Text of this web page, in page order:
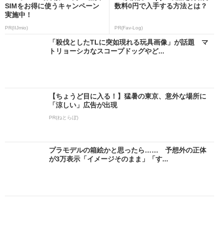
SIMをお得に使うキャンペーン
実施中！
PR(IIJmio)
数料0円で入手する方法とは？
PR(Fav-Log)
「殺伐としたTLに突如現れる玩具画像」が話題 マ
トリョーシカなスコープドッグやど...
【ちょうど目に入る！】猛暑の東京、意外な場所に
「涼しい」広告が出現
PR(ねとらぼ)
プラモデルの箱絵かと思ったら…… 予想外の正体
が3万表示「イメージそのまま」「す...